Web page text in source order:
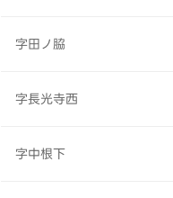
字田ノ脇
字長光寺西
字中根下